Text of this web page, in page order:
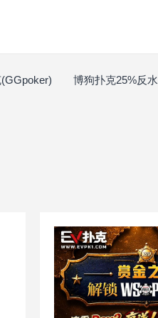
博狗扑克25%反水